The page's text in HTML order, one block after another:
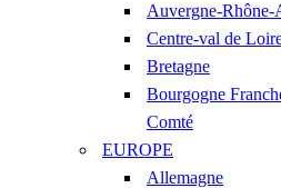
Auvergne-Rhône-
Centre-val de
Bretagne
Bourgogne
Comté
EUROPE
Allemagne